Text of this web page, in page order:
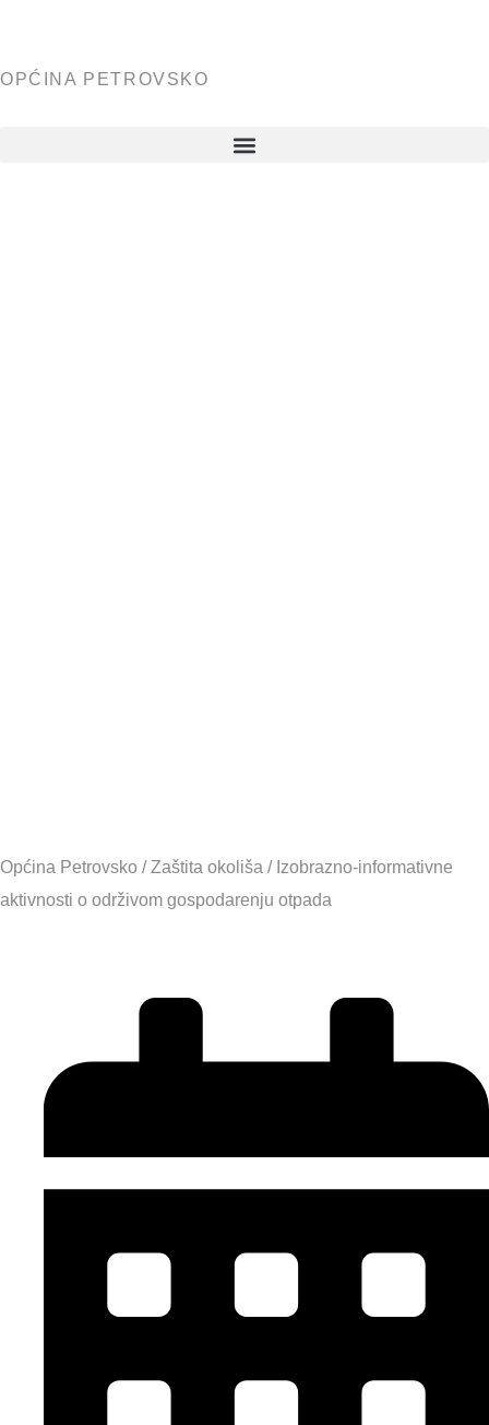
OPĆINA PETROVSKO
Općina Petrovsko /Zaštita okoliša / Izobrazno-informativne
aktivnosti o održivom gospodarenju otpada